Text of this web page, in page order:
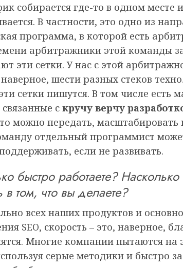
собирается где-то в одном месте
В частности, это одно из
программа, в которой есть
арбитражники этой команды
эти сетки. У нас с этой
шести разных стеков
сетки пишутся. В том числе есть
с кручу верчу
можно передать, масштабировать
отдельный программист
если не развивать.
быстро работаете?
в том, что вы делаете?
всех наших продуктов и
SEO, скорость – это, наверное,
Многие компании пытаются на
серые методики и быстро